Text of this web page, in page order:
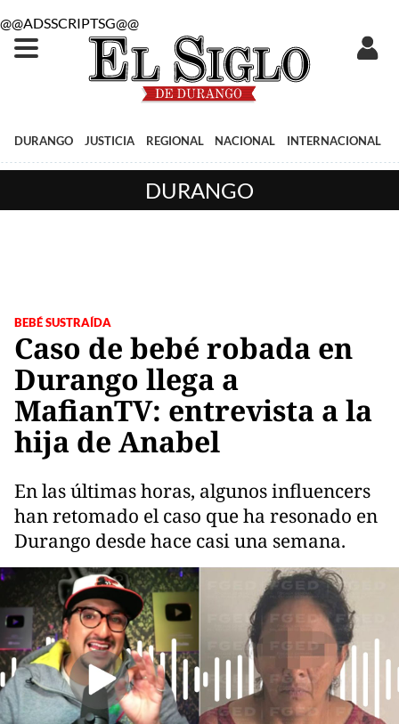
@@ADSSCRIPTSG@@
DURANGO JUSTICIA REGIONAL NACIONAL INTERNACIONAL
DURANGO
BEBÉ SUSTRAÍDA
Caso de bebé robada en
Durango llega a
MafianTV: entrevista a la
hija de Anabel
En las últimas horas, algunos influencers
han retomado el caso que ha resonado en
Durango desde hace casi una semana.